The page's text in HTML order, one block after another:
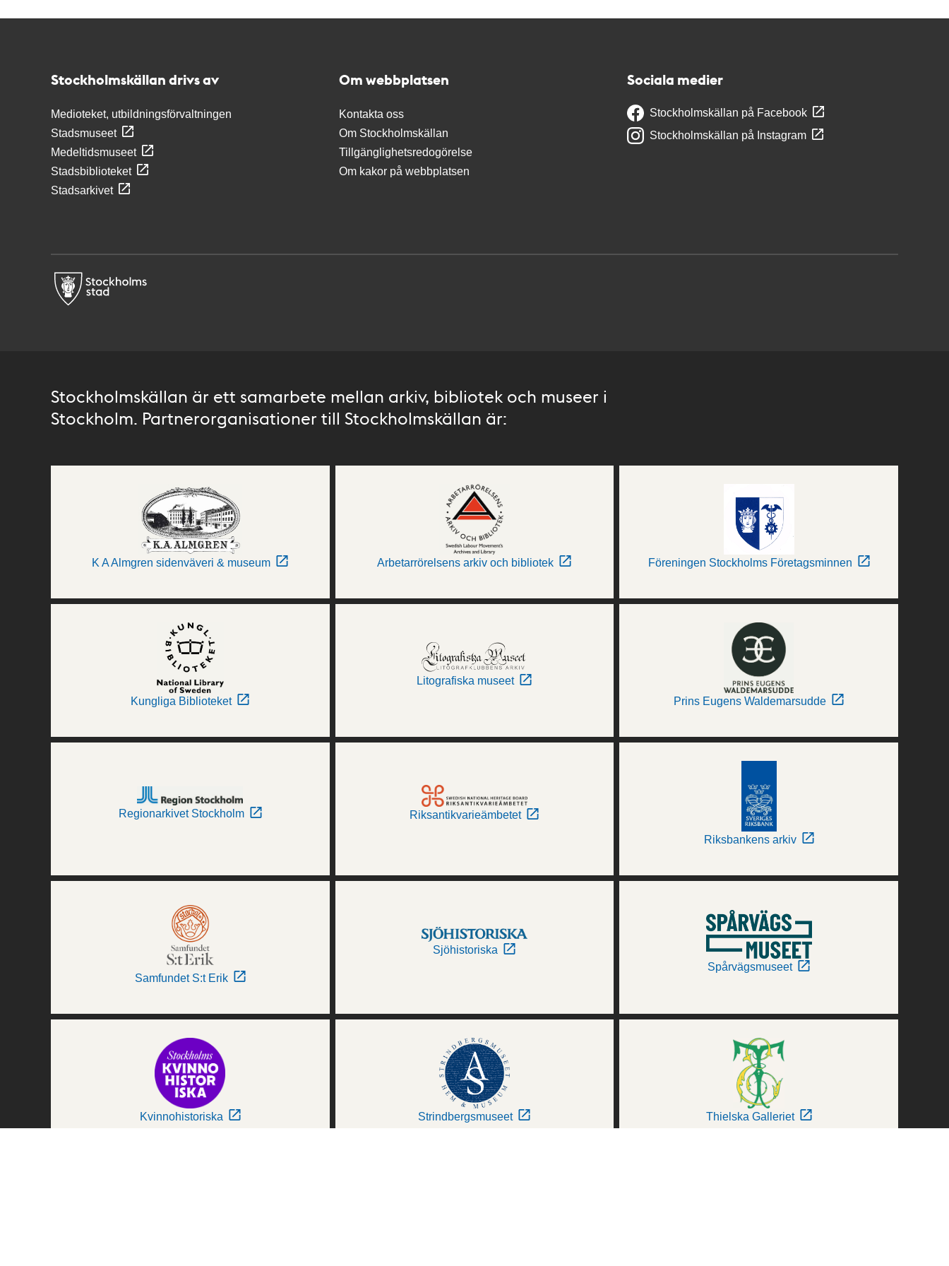
Stockholmskällan drivs av
Medioteket, utbildningsförvaltningen
Stadsmuseet
Medeltidsmuseet
Stadsbiblioteket
Stadsarkivet
Om webbplatsen
Kontakta oss
Om Stockholmskällan
Tillgänglighetsredogörelse
Om kakor på webbplatsen
Sociala medier
Stockholmskällan på Facebook
Stockholmskällan på Instagram
Stockholmskällan är ett samarbete mellan arkiv, bibliotek och museer i
Stockholm. Partnerorganisationer till Stockholmskällan är:
K A Almgren sidenväveri & museum Arbetarrörelsens arkiv och bibliotek Föreningen Stockholms Företagsminnen
Kungliga Biblioteket
Litografiska museet
Prins Eugens Waldemarsudde
Regionarkivet Stockholm Riksantikvarieämbetet
Riksbankens arkiv
Samfundet S:t Erik
Sjöhistoriska
Spårvägsmuseet
Kvinnohistoriska Strindbergsmuseet Thielska Galleriet